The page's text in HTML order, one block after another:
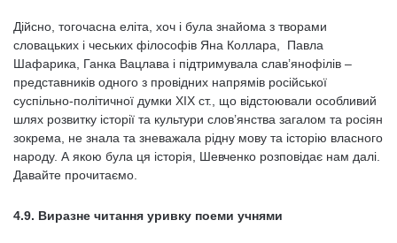
Дійсно, тогочасна еліта, хоч і була знайома з творами
словацьких і чеських філософів Яна Коллара, Павла
Шафарика, Ганка Вацлава і підтримувала слав’янофілів –
представників одного з провідних напрямів російської
суспільно-політичної думки XIX ст., що відстоювали особливий
шлях розвитку історії та культури слов’янства загалом та росіян
зокрема, не знала та зневажала рідну мову та історію власного
народу. А якою була ця історія, Шевченко розповідає нам далі.
Давайте прочитаємо.
4.9. Виразне читання уривку поеми учнями